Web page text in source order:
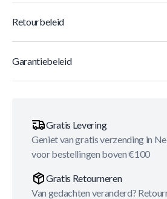
Retourbeleid
Garantiebeleid
Gratis Levering
Geniet van gratis verzending in
voor bestellingen boven €100
Gratis Retourneren
Van gedachten veranderd?